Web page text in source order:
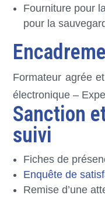
Fourniture pour
pour la
Formateur agrée
électronique –
Sanction
suivi
Fiches de
Enquête de
Remise d’une